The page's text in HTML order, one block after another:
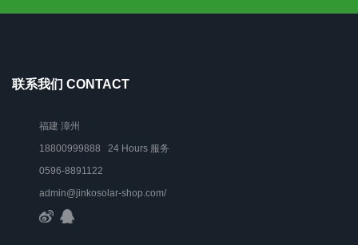
联系我们 CONTACT
福建 漳州
18800999888 24 Hours 服务
0596-8891122
admin@jinkosolar-shop.com/